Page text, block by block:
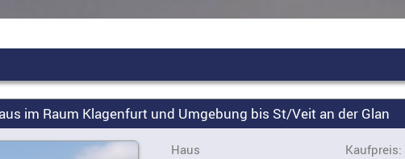
im Raum Klagenfurt und Umgebung bis St/Veit an der Glan
Haus
Kaufpreis: